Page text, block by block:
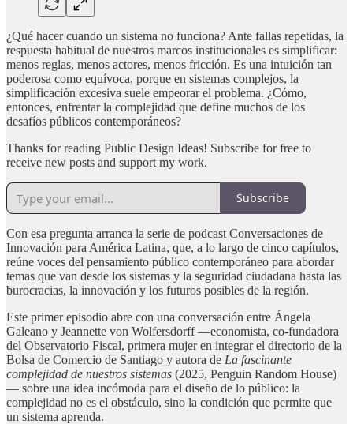
¿Qué hacer cuando un sistema no funciona? Ante fallas repetidas, la
respuesta habitual de nuestros marcos institucionales es simplificar:
menos reglas, menos actores, menos fricción. Es una intuición tan
poderosa como equívoca, porque en sistemas complejos, la
simplificación excesiva suele empeorar el problema. ¿Cómo,
entonces, enfrentar la complejidad que define muchos de los
desafíos públicos contemporáneos?
Thanks for reading Public Design Ideas! Subscribe for free to
receive new posts and support my work.
Subscribe
Con esa pregunta arranca la serie de podcast Conversaciones de
Innovación para América Latina, que, a lo largo de cinco capítulos,
reúne voces del pensamiento público contemporáneo para abordar
temas que van desde los sistemas y la seguridad ciudadana hasta las
burocracias, la innovación y los futuros posibles de la región.
Este primer episodio abre con una conversación entre Ángela
Galeano y Jeannette von Wolfersdorff —economista, co-fundadora
del Observatorio Fiscal, primera mujer en integrar el directorio de la
Bolsa de Comercio de Santiago y autora de La fascinante
complejidad de nuestros sistemas (2025, Penguin Random House)
— sobre una idea incómoda para el diseño de lo público: la
complejidad no es el obstáculo, sino la condición que permite que
un sistema aprenda.